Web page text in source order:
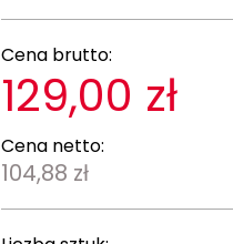
Cena brutto:
129,00 zł
Cena netto:
104,88 zł